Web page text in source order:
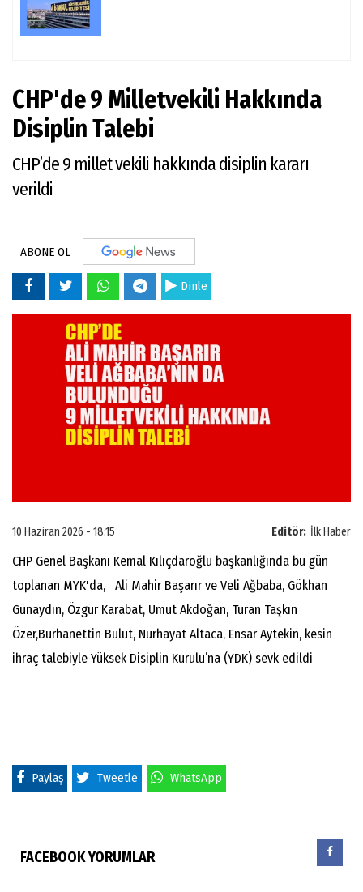
CHP'de 9 Milletvekili Hakkında
Disiplin Talebi
CHP’de 9 millet vekili hakkında disiplin kararı
verildi
ABONE OL
Dinle
Editör: İlk Haber
10 Haziran 2026 - 18:15
CHP Genel Başkanı Kemal Kılıçdaroğlu başkanlığında bu gün
toplanan MYK'da, Ali Mahir Başarır ve Veli Ağbaba, Gökhan
Günaydın, Özgür Karabat, Umut Akdoğan, Turan Taşkın
Özer,Burhanettin Bulut, Nurhayat Altaca, Ensar Aytekin, kesin
ihraç talebiyle Yüksek Disiplin Kurulu’na (YDK) sevk edildi
Paylaş Tweetle WhatsApp
FACEBOOK YORUMLAR